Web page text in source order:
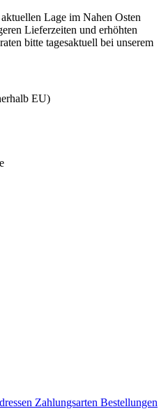
Lage im Nahen Osten
Lieferzeiten und erhöhten
bitte tagesaktuell bei unserem
EU)
Zahlungsarten Bestellungen